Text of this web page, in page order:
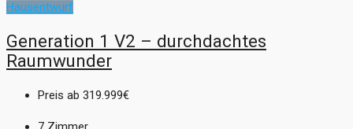
Hausentwurf
Generation 1 V2 – durchdachtes
Raumwunder
Preis ab 319.999€